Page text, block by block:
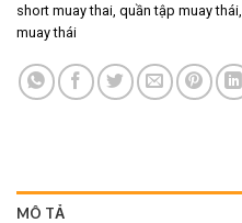
short muay thai quần tập muay thái
muay thái
MÔ TẢ